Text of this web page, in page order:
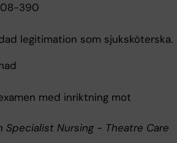
390
legitimation som sjuksköterska.
med inriktning mot
Specialist Nursing - Theatre Care